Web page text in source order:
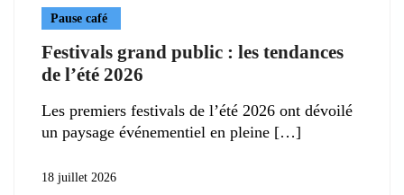
Pause café
Festivals grand public : les tendances
de l’été 2026
Les premiers festivals de l’été 2026 ont dévoilé
un paysage événementiel en pleine
18 juillet 2026